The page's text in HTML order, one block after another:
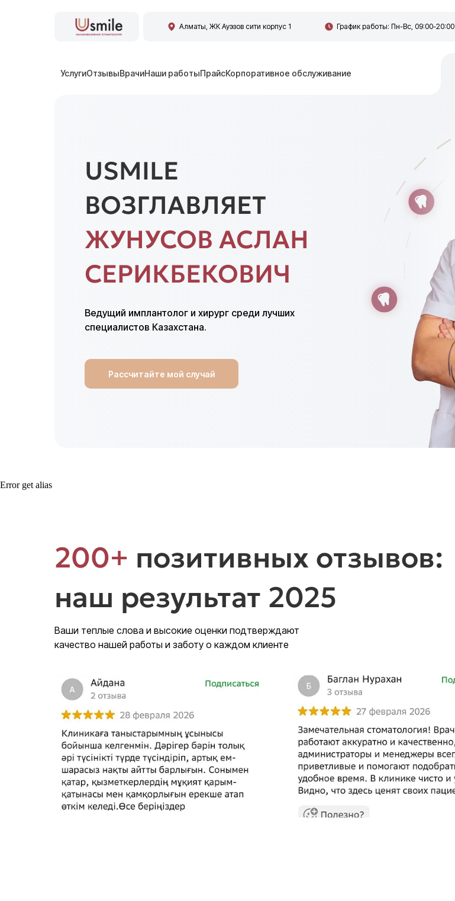
График работы: Пн-Вс, 09:00-20:00
Алматы, ЖК Ауэзов сити корпус 1
Ведущий имплантолог и хирург среди лучших
специалистов Казахстана.
USMILE
ВОЗГЛАВЛЯЕТ
ЖУНУСОВ АСЛАН
СЕРИКБЕКОВИЧ
Рассчитайте мой случай
УслугиОтзывыВрачиНаши работыПрайсКорпоративное обслуживание
Error get alias
200+ позитивных отзывов:
наш результат 2025
Ваши теплые слова и высокие оценки подтверждают
качество нашей работы и заботу о каждом клиенте